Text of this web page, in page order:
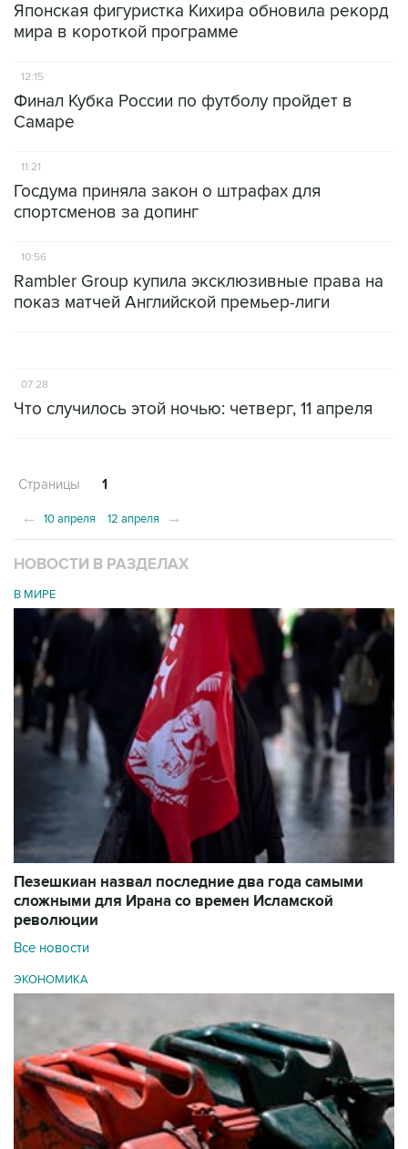
Японская фигуристка Кихира обновила рекорд
мира в короткой программе
12:15
Финал Кубка России по футболу пройдет в
Самаре
11:21
Госдума приняла закон о штрафах для
спортсменов за допинг
10:56
Rambler Group купила эксклюзивные права на
показ матчей Английской премьер-лиги
07:28
Что случилось этой ночью: четверг, 11 апреля
Страницы 1
← 10 апреля 12 апреля →
НОВОСТИ В РАЗДЕЛАХ
В МИРЕ
Пезешкиан назвал последние два года самыми
сложными для Ирана со времен Исламской
революции
Все новости
ЭКОНОМИКА